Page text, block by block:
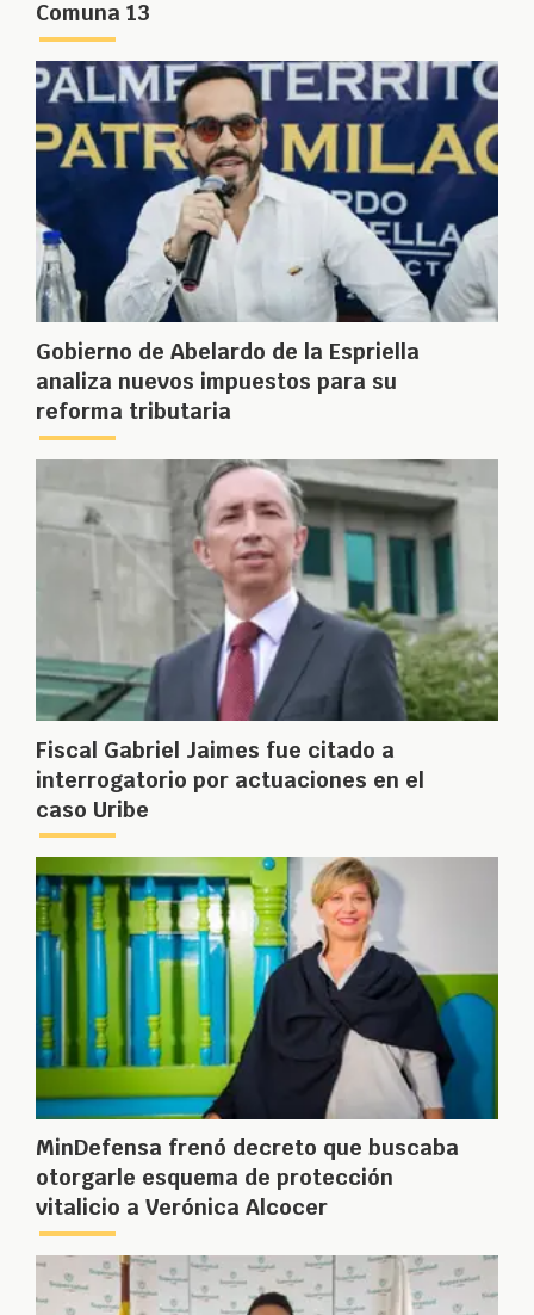
Comuna 13
Gobierno de Abelardo de la Espriella
analiza nuevos impuestos para su
reforma tributaria
Fiscal Gabriel Jaimes fue citado a
interrogatorio por actuaciones en el
caso Uribe
MinDefensa frenó decreto que buscaba
otorgarle esquema de protección
vitalicio a Verónica Alcocer